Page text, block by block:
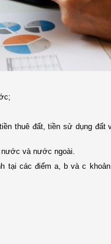
thuê đất, tiền sử dụng đất
và nước ngoài.
tại các điểm a, b và c